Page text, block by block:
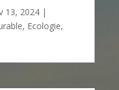
13, 2024 |
, Ecologie,